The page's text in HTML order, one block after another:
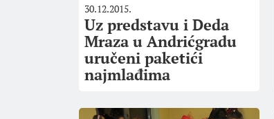
30.12.2015.
Uz predstavu i Deda
Mraza u Andrićgradu
uručeni paketići
najmlađima